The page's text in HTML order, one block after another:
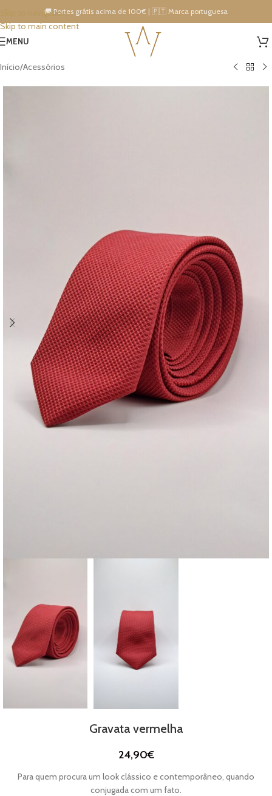
Skip to navigation
Skip to main content
🚚 Portes grátis acima de 100€ | 🇵🇹 Marca portuguesa
MENU
Início/Acessórios
Gravata vermelha
24,90€
Para quem procura um look clássico e contemporâneo, quando
conjugada com um fato.
15% DESCONTO IMEDIATO NA PRÓXIMA COMPRA!